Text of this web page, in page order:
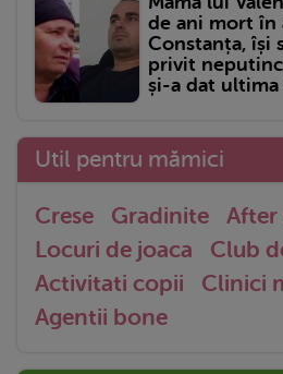
de ani mort
Constanța, își
privit
și-a dat ultima
Util pentru mămici
Crese Gradinite After
Locuri de joaca
Club
Activitati copii
Clinici
Agentii bone